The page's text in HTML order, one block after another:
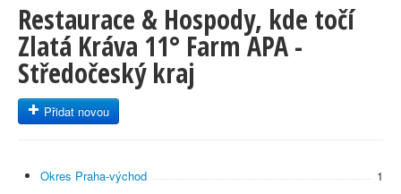
Restaurace & Hospody, kde točí
Zlatá Kráva 11° Farm APA -
Středočeský kraj
Přidat novou
Okres Praha-východ
1